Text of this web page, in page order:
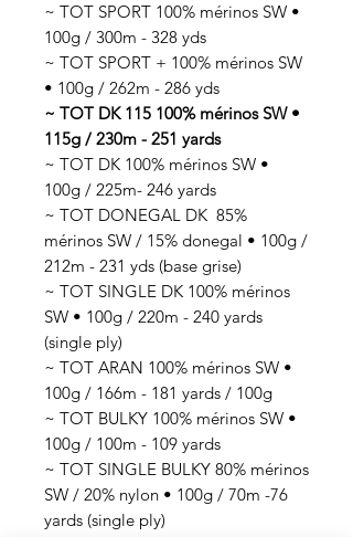
~ TOT SPORT 100% mérinos SW •
100g / 300m - 328 yds
~ TOT SPORT + 100% mérinos SW
• 100g / 262m - 286 yds
~ TOT DK 115 100% mérinos SW •
115g / 230m - 251 yards
~ TOT DK 100% mérinos SW •
100g / 225m- 246 yards
~ TOT DONEGAL DK 85%
mérinos SW / 15% donegal • 100g /
212m - 231 yds (base grise)
~ TOT SINGLE DK 100% mérinos
SW • 100g / 220m - 240 yards
(single ply)
~ TOT ARAN 100% mérinos SW •
100g / 166m - 181 yards / 100g
~ TOT BULKY 100% mérinos SW •
100g / 100m - 109 yards
~ TOT SINGLE BULKY 80% mérinos
SW / 20% nylon • 100g / 70m -76
yards (single ply)